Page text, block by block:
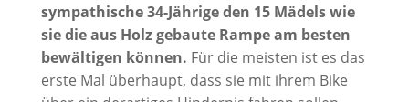
sympathische 34-Jährige den 15 Mädels wie
sie die aus Holz gebaute Rampe am besten
bewältigen können. Für die meisten ist es das
erste Mal überhaupt, dass sie mit ihrem Bike